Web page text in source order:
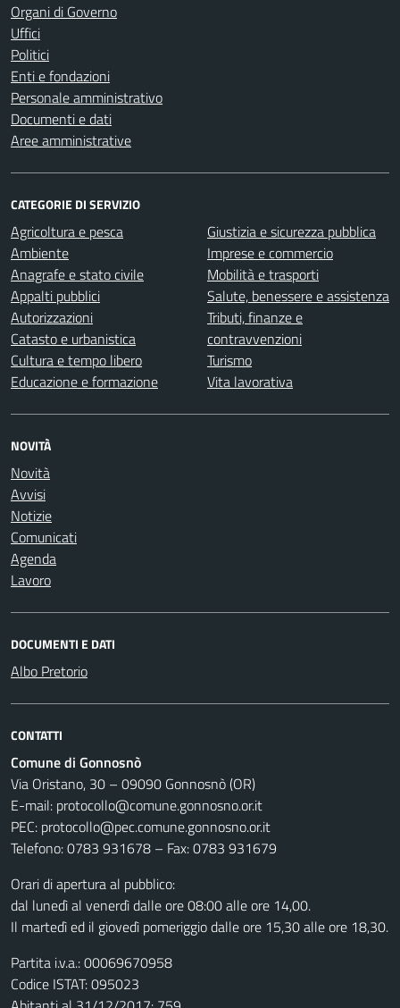
Organi di Governo
Uffici
Politici
Enti e fondazioni
Personale amministrativo
Documenti e dati
Aree amministrative
CATEGORIE DI SERVIZIO
Agricoltura e pesca
Ambiente
Anagrafe e stato civile
Appalti pubblici
Autorizzazioni
Catasto e urbanistica
Cultura e tempo libero
Educazione e formazione
Giustizia e sicurezza pubblica
Imprese e commercio
Mobilità e trasporti
Salute, benessere e assistenza
Tributi, finanze e
contravvenzioni
Turismo
Vita lavorativa
NOVITÀ
Novità
Avvisi
Notizie
Comunicati
Agenda
Lavoro
DOCUMENTI E DATI
Albo Pretorio
CONTATTI
Comune di Gonnosnò
Via Oristano, 30 – 09090 Gonnosnò (OR)
E-mail: protocollo@comune.gonnosno.or.it
PEC: protocollo@pec.comune.gonnosno.or.it
Telefono: 0783 931678 – Fax: 0783 931679
Orari di apertura al pubblico:
dal lunedì al venerdì dalle ore 08:00 alle ore 14,00.
Il martedì ed il giovedì pomeriggio dalle ore 15,30 alle ore 18,30.
Partita i.v.a.: 00069670958
Codice ISTAT: 095023